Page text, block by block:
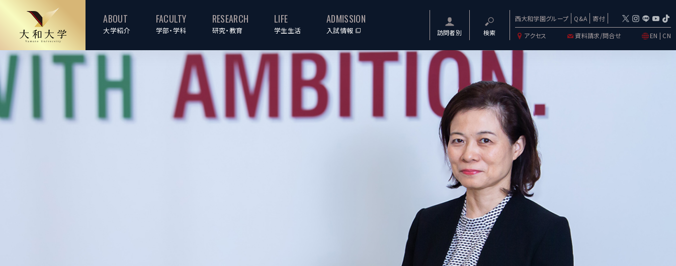
ABOUT
大学紹介
FACULTY
学部・学科
RESEARCH
研究・教育
LIFE
学生生活
ADMISSION
入試情報 訪問者別 検索
西大和学園グループ Q&A
寄付
アクセス
資料請求/問合せ EN | CN